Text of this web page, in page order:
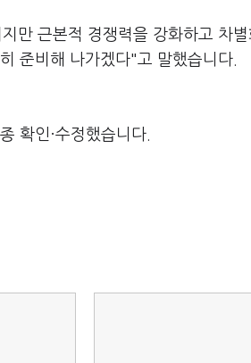
만 근본적 경쟁력을 강화하고 차별
준비해 나가겠다"고 말했습니다.
확인·수정했습니다.